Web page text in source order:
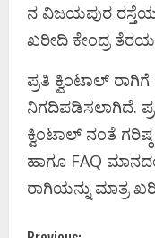
ನ ವಿಜಯಪುರ
ಖರೀದಿ ಕೇಂದ್ರ
ಪ್ರತಿ ಕ್ವಿಂಟಾಲ್
ನಿಗದಿಪಡಿಸಲಾಗಿದೆ.
ಕ್ವಿಂಟಾಲ್ ನಂತೆ
ಹಾಗೂ FAQ
ರಾಗಿಯನ್ನು ಮಾತ್ರ